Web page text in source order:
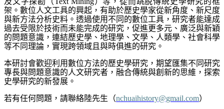
架。數位人文工具的興起，有助於歷史學家從新角度、新尺度
與新方法分析史料。透過使用不同的數位工具，研究者能達成
過去受限於技術而未能完成的研究，促進更多元、廣泛與新穎
的問題意識，連結歷史學、地理學、文學、人類學、社會科學
等不同理論，實現跨領域且與時俱進的研究。
本研討會歡迎利用數位方法的歷史學研究，期望匯集不同研究
專長與問題意識的人文研究者，融合傳統與創新的思維，探索
史學研究的新發展。
若有任何問題，請聯絡陸先生（nchuaihistory@gmail.com）